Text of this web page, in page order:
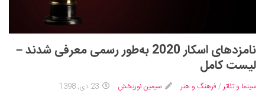
نامزدهای اسکار 2020 به‌طور رسمی معرفی شدند –
لیست کامل
سینما و تئاتر/ فرهنگ و هنر سیمین نوربخش 23 دی, 1398